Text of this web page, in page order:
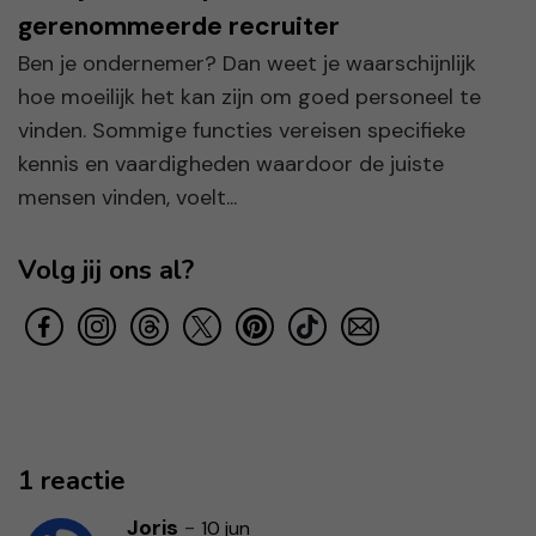
gerenommeerde recruiter
Ben je ondernemer? Dan weet je waarschijnlijk
hoe moeilijk het kan zijn om goed personeel te
vinden. Sommige functies vereisen specifieke
kennis en vaardigheden waardoor de juiste
mensen vinden, voelt...
Volg jij ons al?
1 reactie
Joris - 10 jun